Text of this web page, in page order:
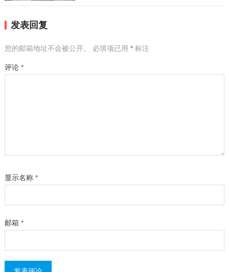
发表回复
您的邮箱地址不会被公开。 必填项已用 *标注
评论 *
显示名称 *
邮箱 *